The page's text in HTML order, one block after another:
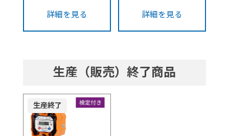
詳細を見る 詳細を見る
生産（販売）終了商品
生産終了